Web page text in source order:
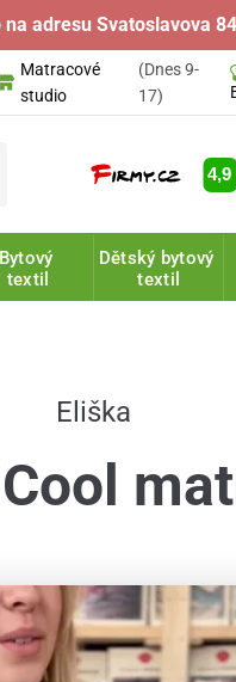
adresu Svatoslavova
Matracové
studio
(Dnes 9-
17)
Bytový
textil
Dětský bytový
textil
Eliška